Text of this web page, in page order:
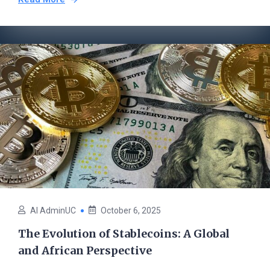
AI AdminUC October 6, 2025
The Evolution of Stablecoins: A Global
and African Perspective